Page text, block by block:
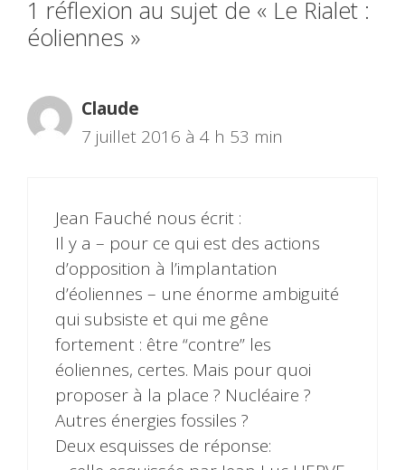
1 réflexion au sujet de « Le Rialet :
éoliennes »
Claude
7 juillet 2016 à 4 h 53 min
Jean Fauché nous écrit :
Il y a – pour ce qui est des actions
d’opposition à l’implantation
d’éoliennes – une énorme ambiguité
qui subsiste et qui me gêne
fortement : être “contre” les
éoliennes, certes. Mais pour quoi
proposer à la place ? Nucléaire ?
Autres énergies fossiles ?
Deux esquisses de réponse: